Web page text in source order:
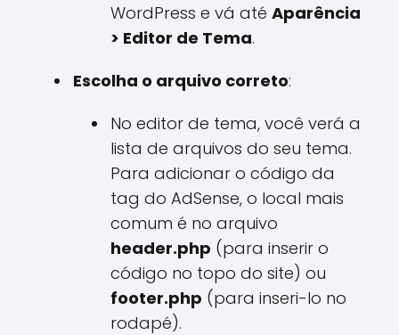
WordPress e vá até Aparência
> Editor de Tema.
Escolha o arquivo correto:
No editor de tema, você verá a
lista de arquivos do seu tema.
Para adicionar o código da
tag do AdSense, o local mais
comum é no arquivo
header.php (para inserir o
código no topo do site) ou
footer.php (para inseri-lo no
rodapé).